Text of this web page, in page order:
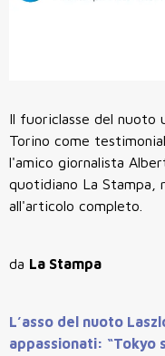
Il fuoriclasse del nuoto
Torino come
l'amico giornalista
quotidiano La Stampa,
all'articolo completo.
da La Stampa
L’asso del nuoto
appassionati: “Tokyo